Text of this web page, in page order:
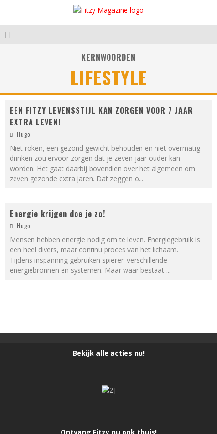
KERNWOORDEN
LIFESTYLE
EEN FITZY LEVENSSTIJL KAN ZORGEN VOOR 7 JAAR
EXTRA LEVEN!
Hugo
Niet roken, een gezond gewicht behouden en niet overmatig
drinken zou ervoor zorgen dat je zeven jaar ouder kan
worden. Het gaat daarbij bovendien over het algemeen om
zeven gezonde extra jaren. Dat zeggen o...
Energie krijgen doe je zo!
Hugo
Mensen hebben energie nodig om te leven. Energiegebruik is
een heel divers, maar continu proces van het lichaam.
Tijdens inspanning gebruiken spieren verschillende
energiebronnen en systemen. Maar waar bestaat ...
Bekijk alle acties nu!
Ontvang Fitzy nu ook thuis!